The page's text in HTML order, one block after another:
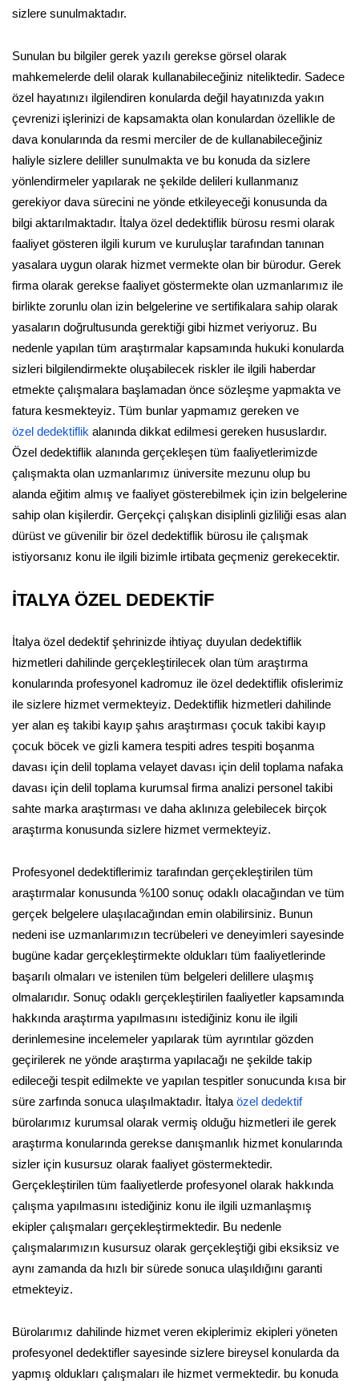
sizlere sunulmaktadır.
Sunulan bu bilgiler gerek yazılı gerekse görsel olarak
mahkemelerde delil olarak kullanabileceğiniz niteliktedir. Sadece
özel hayatınızı ilgilendiren konularda değil hayatınızda yakın
çevrenizi işlerinizi de kapsamakta olan konulardan özellikle de
dava konularında da resmi merciler de de kullanabileceğiniz
haliyle sizlere deliller sunulmakta ve bu konuda da sizlere
yönlendirmeler yapılarak ne şekilde delileri kullanmanız
gerekiyor dava sürecini ne yönde etkileyeceği konusunda da
bilgi aktarılmaktadır. İtalya özel dedektiflik bürosu resmi olarak
faaliyet gösteren ilgili kurum ve kuruluşlar tarafından tanınan
yasalara uygun olarak hizmet vermekte olan bir bürodur. Gerek
firma olarak gerekse faaliyet göstermekte olan uzmanlarımız ile
birlikte zorunlu olan izin belgelerine ve sertifikalara sahip olarak
yasaların doğrultusunda gerektiği gibi hizmet veriyoruz. Bu
nedenle yapılan tüm araştırmalar kapsamında hukuki konularda
sizleri bilgilendirmekte oluşabilecek riskler ile ilgili haberdar
etmekte çalışmalara başlamadan önce sözleşme yapmakta ve
fatura kesmekteyiz. Tüm bunlar yapmamız gereken ve
özel dedektiflik alanında dikkat edilmesi gereken hususlardır.
Özel dedektiflik alanında gerçekleşen tüm faaliyetlerimizde
çalışmakta olan uzmanlarımız üniversite mezunu olup bu
alanda eğitim almış ve faaliyet gösterebilmek için izin belgelerine
sahip olan kişilerdir. Gerçekçi çalışkan disiplinli gizliliği esas alan
dürüst ve güvenilir bir özel dedektiflik bürosu ile çalışmak
istiyorsanız konu ile ilgili bizimle irtibata geçmeniz gerekecektir.
İTALYA ÖZEL DEDEKTİF
İtalya özel dedektif şehrinizde ihtiyaç duyulan dedektiflik
hizmetleri dahilinde gerçekleştirilecek olan tüm araştırma
konularında profesyonel kadromuz ile özel dedektiflik ofislerimiz
ile sizlere hizmet vermekteyiz. Dedektiflik hizmetleri dahilinde
yer alan eş takibi kayıp şahıs araştırması çocuk takibi kayıp
çocuk böcek ve gizli kamera tespiti adres tespiti boşanma
davası için delil toplama velayet davası için delil toplama nafaka
davası için delil toplama kurumsal firma analizi personel takibi
sahte marka araştırması ve daha aklınıza gelebilecek birçok
araştırma konusunda sizlere hizmet vermekteyiz.
Profesyonel dedektiflerimiz tarafından gerçekleştirilen tüm
araştırmalar konusunda %100 sonuç odaklı olacağından ve tüm
gerçek belgelere ulaşılacağından emin olabilirsiniz. Bunun
nedeni ise uzmanlarımızın tecrübeleri ve deneyimleri sayesinde
bugüne kadar gerçekleştirmekte oldukları tüm faaliyetlerinde
başarılı olmaları ve istenilen tüm belgeleri delillere ulaşmış
olmalarıdır. Sonuç odaklı gerçekleştirilen faaliyetler kapsamında
hakkında araştırma yapılmasını istediğiniz konu ile ilgili
derinlemesine incelemeler yapılarak tüm ayrıntılar gözden
geçirilerek ne yönde araştırma yapılacağı ne şekilde takip
edileceği tespit edilmekte ve yapılan tespitler sonucunda kısa bir
süre zarfında sonuca ulaşılmaktadır. İtalya özel dedektif
bürolarımız kurumsal olarak vermiş olduğu hizmetleri ile gerek
araştırma konularında gerekse danışmanlık hizmet konularında
sizler için kusursuz olarak faaliyet göstermektedir.
Gerçekleştirilen tüm faaliyetlerde profesyonel olarak hakkında
çalışma yapılmasını istediğiniz konu ile ilgili uzmanlaşmış
ekipler çalışmaları gerçekleştirmektedir. Bu nedenle
çalışmalarımızın kusursuz olarak gerçekleştiği gibi eksiksiz ve
aynı zamanda da hızlı bir sürede sonuca ulaşıldığını garanti
etmekteyiz.
Bürolarımız dahilinde hizmet veren ekiplerimiz ekipleri yöneten
profesyonel dedektifler sayesinde sizlere bireysel konularda da
yapmış oldukları çalışmaları ile hizmet vermektedir. bu konuda